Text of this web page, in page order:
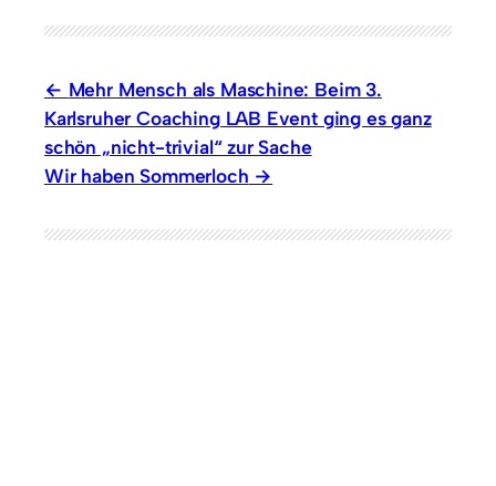
Mehr Mensch als Maschine: Beim 3.
Karlsruher Coaching LAB Event ging es ganz
schön „nicht-trivial“ zur Sache
Wir haben Sommerloch